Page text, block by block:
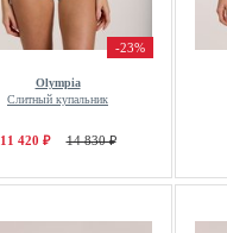
-23%
Olympia
Слитный купальник
11 420 ₽ 14 830 ₽